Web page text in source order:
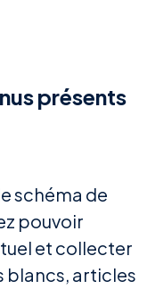
présents
schéma de
pouvoir
et collecter
blancs, articles